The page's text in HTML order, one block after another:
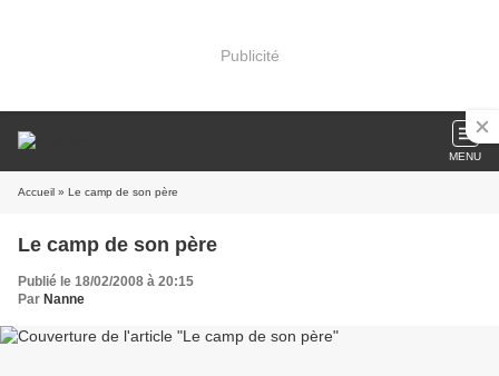
Publicité
MENU
Accueil » Le camp de son père
Le camp de son père
Publié le 18/02/2008 à 20:15
Par Nanne